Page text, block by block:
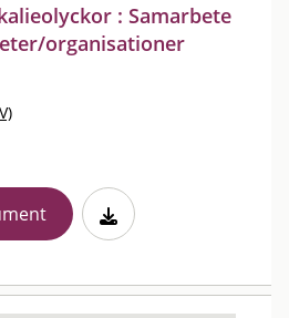
: Samarbete
organisationer